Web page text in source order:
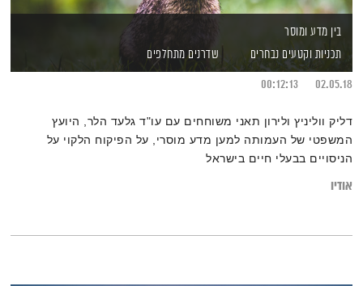
בין מדע ומוסר
תכניות וקטעים נבחרים
שדרנים מתחלפים
02.05.18
00:12:13
דליק ווליניץ ולירון תאני משוחחים עם עו"ד גלעד הלר, היועץ
המשפטי של העמותה למען מדע מוסרי, על הפיקוח הלקוי על
הניסויים בבעלי חיים בישראל
אודיו